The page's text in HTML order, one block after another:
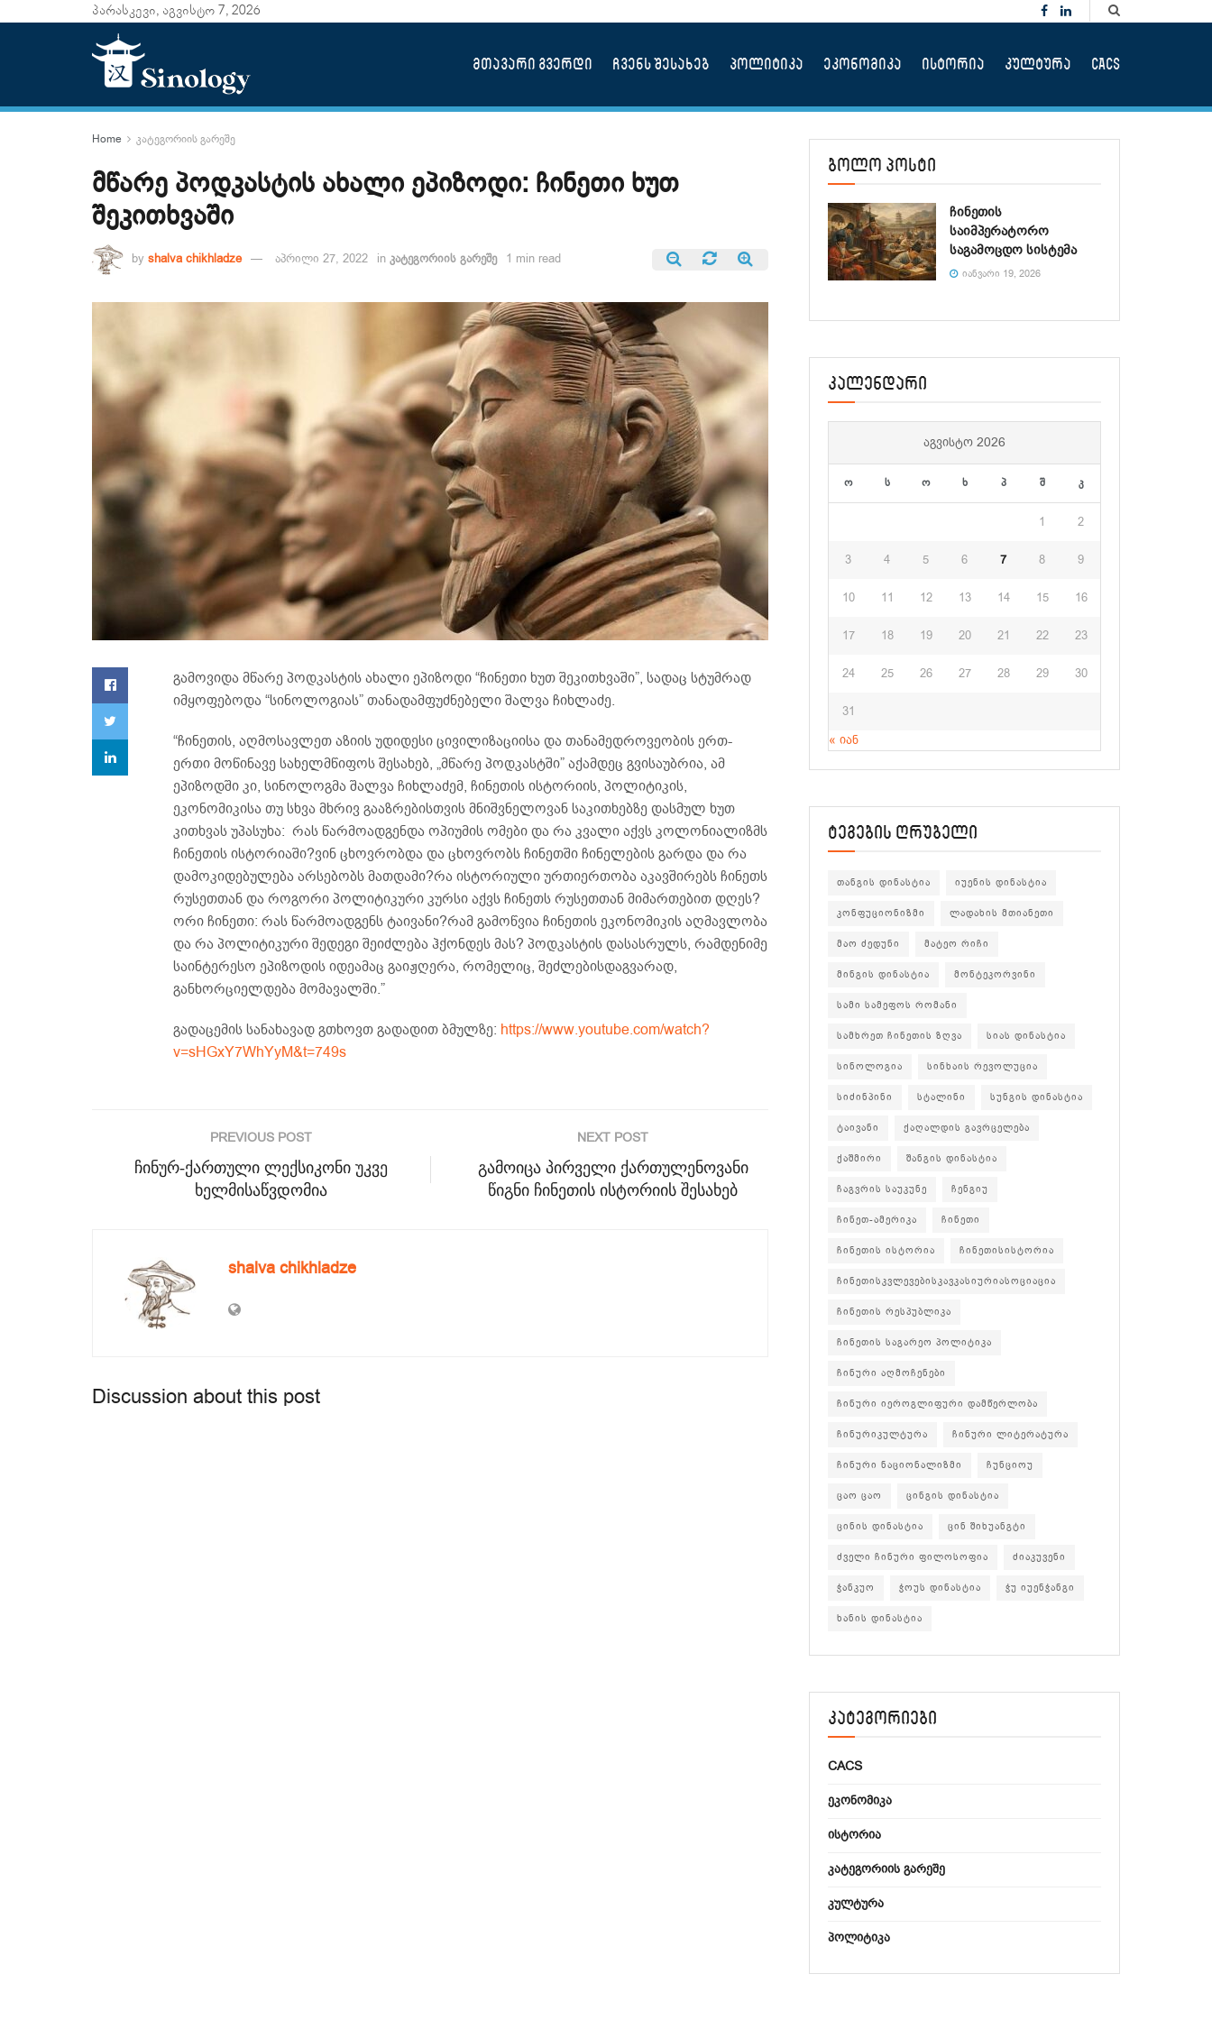
პარასკევი, აგვისტო 7, 2026
მთავარი გვერდი ჩვენს შესახებ პოლიტიკა ეკონომიკა ისტორია კულტურა CACS
Home კატეგორიის გარეშე
მწარე პოდკასტის ახალი ეპიზოდი: ჩინეთი ხუთ
შეკითხვაში
by shalva chikhladze აპრილი 27, 2022 in კატეგორიის გარეშე 1 min read
გამოვიდა მწარე პოდკასტის ახალი ეპიზოდი “ჩინეთი ხუთ შეკითხვაში”, სადაც სტუმრად
იმყოფებოდა “სინოლოგიას” თანადამფუძნებელი შალვა ჩიხლაძე.
“ჩინეთის, აღმოსავლეთ აზიის უდიდესი ცივილიზაციისა და თანამედროვეობის ერთ-
ერთი მოწინავე სახელმწიფოს შესახებ, „მწარე პოდკასტში” აქამდეც გვისაუბრია, ამ
ეპიზოდში კი, სინოლოგმა შალვა ჩიხლაძემ, ჩინეთის ისტორიის, პოლიტიკის,
ეკონომიკისა თუ სხვა მხრივ გააზრებისთვის მნიშვნელოვან საკითხებზე დასმულ ხუთ
კითხვას უპასუხა: რას წარმოადგენდა ოპიუმის ომები და რა კვალი აქვს კოლონიალიზმს
ჩინეთის ისტორიაში?ვინ ცხოვრობდა და ცხოვრობს ჩინეთში ჩინელების გარდა და რა
დამოკიდებულება არსებობს მათდამი?რა ისტორიული ურთიერთობა აკავშირებს ჩინეთს
რუსეთთან და როგორი პოლიტიკური კურსი აქვს ჩინეთს რუსეთთან მიმართებით დღეს?
ორი ჩინეთი: რას წარმოადგენს ტაივანი?რამ გამოწვია ჩინეთის ეკონომიკის აღმავლობა
და რა პოლიტიკური შედეგი შეიძლება ჰქონდეს მას? პოდკასტის დასასრულს, რამდენიმე
საინტერესო ეპიზოდის იდეამაც გაიჟღერა, რომელიც, შეძლებისდაგვარად,
განხორციელდება მომავალში.”
გადაცემის სანახავად გთხოვთ გადადით ბმულზე: https://www.youtube.com/watch?
v=sHGxY7WhYyM&t=749s
PREVIOUS POST
ჩინურ-ქართული ლექსიკონი უკვე
ხელმისაწვდომია
NEXT POST
გამოიცა პირველი ქართულენოვანი
წიგნი ჩინეთის ისტორიის შესახებ
shalva chikhladze
Discussion about this post
ბოლო პოსტი
ჩინეთის
საიმპერატორო
საგამოცდო სისტემა
ᲘᲐᲜᲕᲐᲠᲘ 19, 2026
კალენდარი
ᲐᲒᲕᲘᲡᲢᲝ 2026
ო ს ო ხ პ შ კ
1 2
3 4 5 6 7 8 9
10 11 12 13 14 15 16
17 18 19 20 21 22 23
24 25 26 27 28 29 30
31
« იან
ტეგების ღრუბელი
თანგის დინასტია იუენის დინასტია
კონფუციონიზმი ლადახის მთიანეთი
მაო ძედუნი მატეო რიჩი
მინგის დინასტია მონტეკორვინი
სამი სამეფოს რომანი
სამხრეთ ჩინეთის ზღვა სიას დინასტია
სინოლოგია სინხაის რევოლუცია
სიძინპინი სტალინი სუნგის დინასტია
ტაივანი ქაღალდის გავრცელება
ქაშმირი შანგის დინასტია
ჩაგვრის საუკუნე ჩენგიუ
ჩინეთ-ამერიკა ჩინეთი
ჩინეთის ისტორია ჩინეთისისტორია
ჩინეთისკვლევებისკავკასიურიასოციაცია
ჩინეთის რესპუბლიკა
ჩინეთის საგარეო პოლიტიკა
ჩინური აღმოჩენები
ჩინური იეროგლიფური დამწერლობა
ჩინურიკულტურა ჩინური ლიტერატურა
ჩინური ნაციონალიზმი ჩუნციოუ
ცაო ცაო ცინგის დინასტია
ცინის დინასტია ცინ შიხუანგტი
ძველი ჩინური ფილოსოფია ძიაკუვენი
ჭანკუო ჭოუს დინასტია ჭუ იუენჭანგი
ხანის დინასტია
კატეგორიები
CACS
ᲔᲙᲝᲜᲝᲛᲘᲙᲐ
ᲘᲡᲢᲝᲠᲘᲐ
ᲙᲐᲢᲔᲒᲝᲠᲘᲘᲡ ᲒᲐᲠᲔᲨᲔ
ᲙᲣᲚᲢᲣᲠᲐ
ᲞᲝᲚᲘᲢᲘᲙᲐ